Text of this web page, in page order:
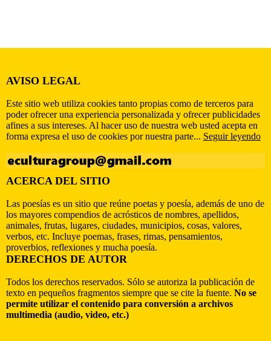
AVISO LEGAL
Este sitio web utiliza cookies tanto propias como de terceros para
poder ofrecer una experiencia personalizada y ofrecer publicidades
afines a sus intereses. Al hacer uso de nuestra web usted acepta en
forma expresa el uso de cookies por nuestra parte... Seguir leyendo
ACERCA DEL SITIO
Las poesías es un sitio que reúne poetas y poesía, además de uno de
los mayores compendios de acrósticos de nombres, apellidos,
animales, frutas, lugares, ciudades, municipios, cosas, valores,
verbos, etc. Incluye poemas, frases, rimas, pensamientos,
proverbios, reflexiones y mucha poesía.
DERECHOS DE AUTOR
Todos los derechos reservados. Sólo se autoriza la publicación de
texto en pequeños fragmentos siempre que se cite la fuente. No se
permite utilizar el contenido para conversión a archivos
multimedia (audio, video, etc.)